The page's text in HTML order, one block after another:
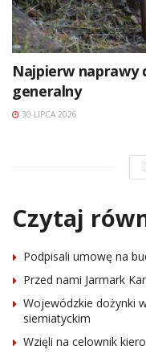
Najpierw
generalny
30 LIPCA 2026
Czytaj
Podpisali umowę na
Przed nami Jarmark
Wojewódzkie dożynki
siemiatyckim
Wzięli na celownik